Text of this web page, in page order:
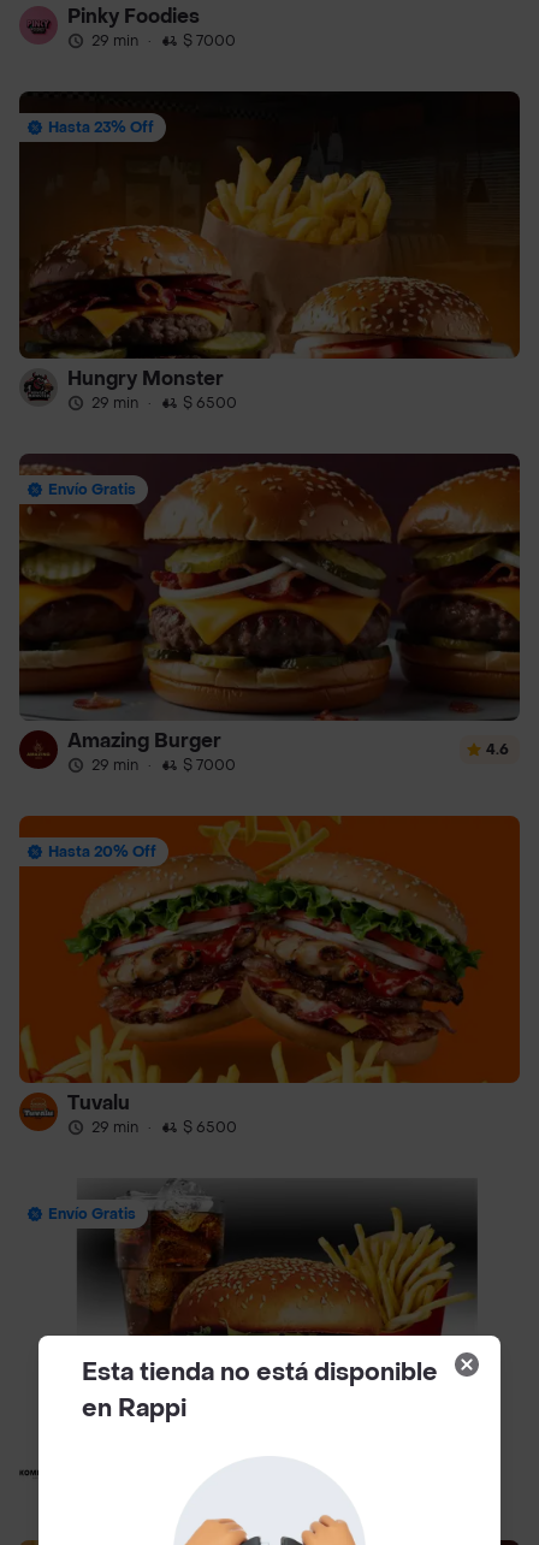
Pinky Foodies
29 min · $ 7000
Hasta 23% Off
Hungry Monster
29 min · $ 6500
Envío Gratis
Amazing Burger
29 min · $ 7000
4.6
Hasta 20% Off
Tuvalu
29 min · $ 6500
Envío Gratis
$ 6500
Esta tienda no está disponible
en Rappi